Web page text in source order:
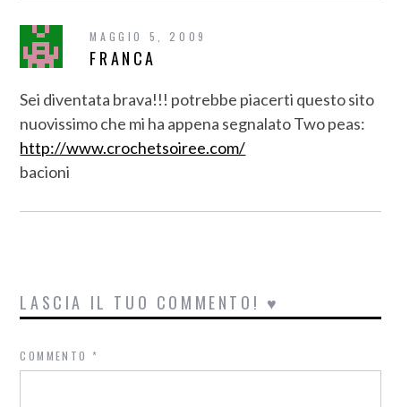
MAGGIO 5, 2009
FRANCA
Sei diventata brava!!! potrebbe piacerti questo sito
nuovissimo che mi ha appena segnalato Two peas:
http://www.crochetsoiree.com/
bacioni
LASCIA IL TUO COMMENTO! ♥
COMMENTO*